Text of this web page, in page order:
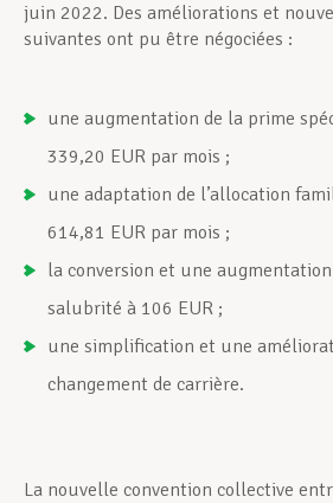
juin 2022. Des améliorations et
suivantes ont pu être négociées :
une augmentation de la prime
339,20 EUR par mois ;
une adaptation de l’allocation
614,81 EUR par mois ;
la conversion et une
salubrité à 106 EUR ;
une simplification et une
changement de carrière.
La nouvelle convention collective